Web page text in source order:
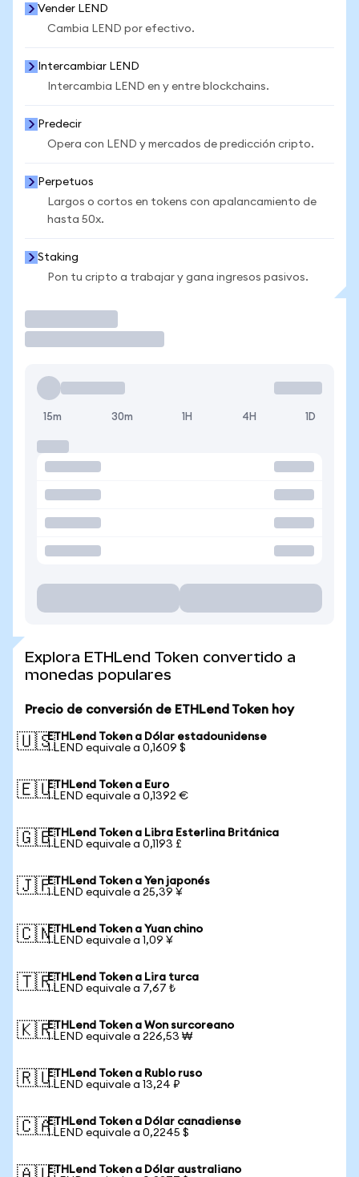
Vender LEND
Cambia LEND por efectivo.
Intercambiar LEND
Intercambia LEND en y entre blockchains.
Predecir
Opera con LEND y mercados de predicción cripto.
Perpetuos
Largos o cortos en tokens con apalancamiento de
hasta 50x.
Staking
Pon tu cripto a trabajar y gana ingresos pasivos.
15m 30m 1H 4H 1D
Explora ETHLend Token convertido a
monedas populares
Precio de conversión de ETHLend Token hoy
🇺🇸ETHLend Token a Dólar estadounidense
1 LEND equivale a 0,1609 $
🇪🇺ETHLend Token a Euro
1 LEND equivale a 0,1392 €
🇬🇧ETHLend Token a Libra Esterlina Británica
1 LEND equivale a 0,1193 £
🇯🇵ETHLend Token a Yen japonés
1 LEND equivale a 25,39 ¥
🇨🇳ETHLend Token a Yuan chino
1 LEND equivale a 1,09 ¥
🇹🇷ETHLend Token a Lira turca
1 LEND equivale a 7,67 ₺
🇰🇷ETHLend Token a Won surcoreano
1 LEND equivale a 226,53 ₩
🇷🇺ETHLend Token a Rublo ruso
1 LEND equivale a 13,24 ₽
🇨🇦ETHLend Token a Dólar canadiense
1 LEND equivale a 0,2245 $
ETHLend Token a Dólar australiano